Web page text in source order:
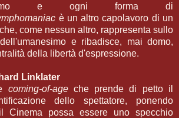
e ogni forma di
è un altro capolavoro di un
come nessun altro, rappresenta sullo
e ribadisce, mai domo,
della libertà d'espressione.
Linklater
coming-of-age che prende di petto il
dello spettatore, ponendo
Cinema possa essere uno specchio